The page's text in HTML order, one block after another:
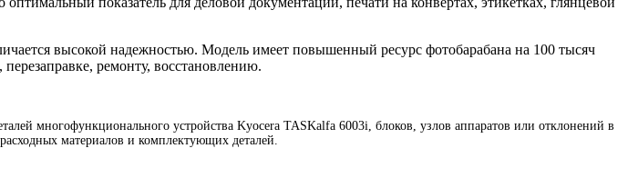
высокой надежностью. Модель имеет повышенный ресурс фотобарабана на 100 тысяч
ремонту, восстановлению.
многофункционального устройства Kyocera TASKalfa 6003i, блоков, узлов аппаратов или отклонений в
материалов и комплектующих деталей.